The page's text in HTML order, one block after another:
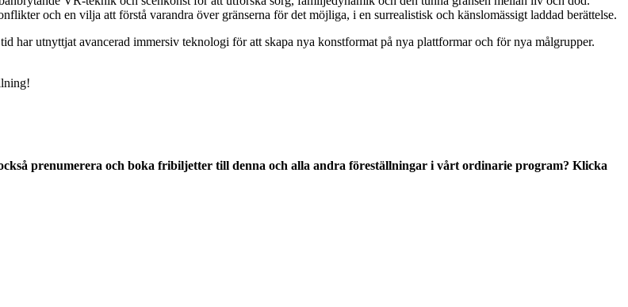
och en vilja att förstå varandra över gränserna för det möjliga, i en surrealistisk och känslomässigt laddad berättelse.
har utnyttjat avancerad immersiv teknologi för att skapa nya konstformat på nya plattformar och för nya målgrupper.
prenumerera och boka fribiljetter till denna och alla andra föreställningar i vårt ordinarie program? Klicka